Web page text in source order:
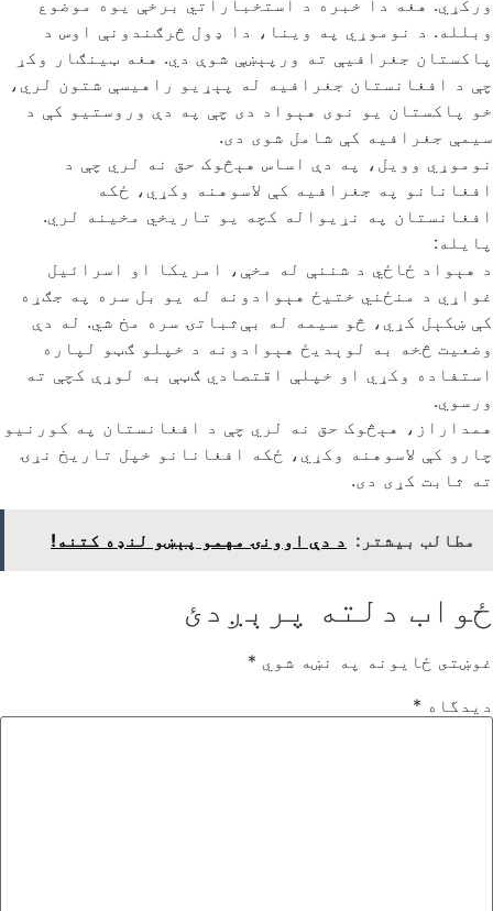
ورکړي. هغه دا خبره د استخباراتي برخې یوه موضوع
وبلله. د نوموړي په وینا، دا ډول څرګندونې اوس د
پاکستان جغرافیې ته ورپېښې شوې دي. هغه ټینګار وکړ
چې د افغانستان جغرافیه له پېړیو راهیسې شتون لري،
خو پاکستان یو نوی هېواد دی چې په دې وروستیو کې د
سیمې جغرافیه کې شامل شوی دی.
نوموړي وویل، په دې اساس هېڅوک حق نه لري چې د
افغانانو په جغرافیه کې لاسوهنه وکړي، ځکه
افغانستان په نړیواله کچه یو تاریخي مخینه لري.
پایله:
د هېواد ځاځي د شننې له مخې، امریکا او اسرائیل
غواړي د منځني ختیځ هېوادونه له یو بل سره په جګړه
کې ښکېل کړي، څو سیمه له بې‌ثباتۍ سره مخ شي. له دې
وضعیت څخه به لوېدیځ هېوادونه د خپلو ګټو لپاره
استفاده وکړي او خپلې اقتصادي ګټې به لوړې کچې ته
ورسوي.
همداراز، هېڅوک حق نه لري چې د افغانستان په کورنیو
چارو کې لاسوهنه وکړي، ځکه افغانانو خپل تاریخ نړۍ
ته ثابت کړی دی.
مطالب بیشتر: د دې اوونۍ مهمو پېښو لنډه کتنه!
ځواب دلته پرېږدئ
غوښتى ځایونه په نښه شوي *
دیدگاه *